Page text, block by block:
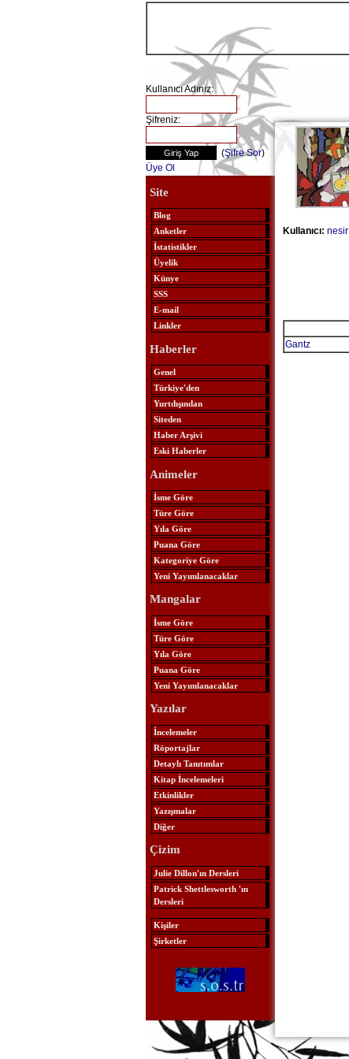
Kullanıcı Adınız:
Şifreniz:
(Şifre Sor)
Üye Ol
Site
Blog
Anketler
İstatistikler
Üyelik
Künye
SSS
E-mail
Linkler
Haberler
Genel
Türkiye'den
Yurtdışından
Siteden
Haber Arşivi
Eski Haberler
Animeler
İsme Göre
Türe Göre
Yıla Göre
Puana Göre
Kategoriye Göre
Yeni Yayımlanacaklar
Mangalar
İsme Göre
Türe Göre
Yıla Göre
Puana Göre
Yeni Yayımlanacaklar
Yazılar
İncelemeler
Röportajlar
Detaylı Tanıtımlar
Kitap İncelemeleri
Etkinlikler
Yazışmalar
Diğer
Çizim
Julie Dillon'ın Dersleri
Patrick Shettlesworth 'ın
Dersleri
Kişiler
Şirketler
Kullanıcı: nesir
Gantz